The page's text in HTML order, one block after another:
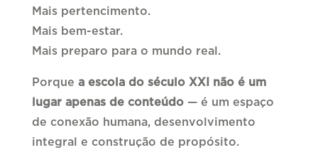
Mais pertencimento.
Mais bem-estar.
Mais preparo para o mundo real.
Porque a escola do século XXI não é um
lugar apenas de conteúdo— é um espaço
de conexão humana, desenvolvimento
integral e construção de propósito.